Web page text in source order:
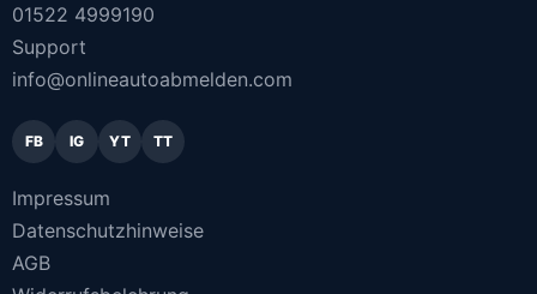
01522 4999190
Support
info@onlineautoabmelden.com
FB IG YT TT
Impressum
Datenschutzhinweise
AGB